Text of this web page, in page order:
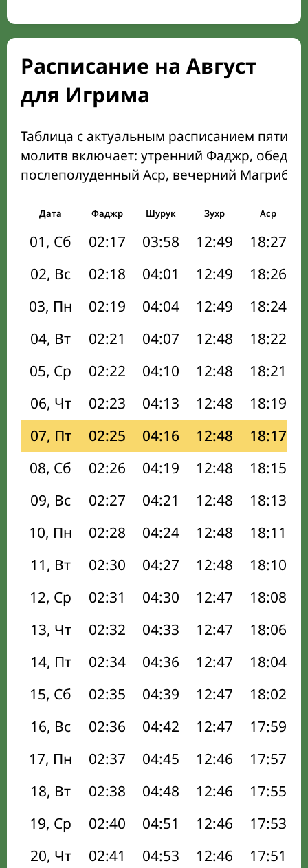
Расписание на Август
для Игрима
Таблица с актуальным расписанием пяти
молитв включает: утренний Фаджр,
послеполуденный Аср, вечерний Магриб
Дата Фаджр Шурук Зухр Аср
01, Сб 02:17 03:58 12:49 18:27
02, Вс
02:18 04:01 12:49 18:26
03, Пн
02:19 04:04 12:49 18:24
04, Вт
02:21 04:07 12:48 18:22
05, Ср
02:22 04:10 12:48 18:21
06, Чт
02:23 04:13 12:48 18:19
07, Пт
02:25 04:16 12:48 18:17
08, Сб
02:26 04:19 12:48 18:15
09, Вс
02:27 04:21 12:48 18:13
10, Пн
02:28 04:24 12:48 18:11
11, Вт
02:30 04:27 12:48 18:10
12, Ср
02:31 04:30 12:47 18:08
13, Чт
02:32 04:33 12:47 18:06
14, Пт
02:34 04:36 12:47 18:04
15, Сб
02:35 04:39 12:47 18:02
16, Вс
02:36 04:42 12:47 17:59
17, Пн
02:37 04:45 12:46 17:57
18, Вт
02:38 04:48 12:46 17:55
19, Ср
02:40 04:51 12:46 17:53
20, Чт
02:41 04:53 12:46 17:51